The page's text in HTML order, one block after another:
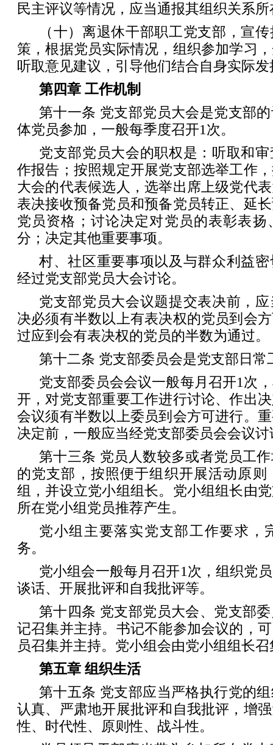
民主评议等情况，应当通报其组织关系
（十）离退休干部职工党支部，宣
策，根据党员实际情况，组织参加学习
听取意见建议，引导他们结合自身实际
第四章 工作机制
第十一条 党支部党员大会是党支部
体党员参加，一般每季度召开1次。
党支部党员大会的职权是：听取和
作报告；按照规定开展党支部选举工作
大会的代表候选人，选举出席上级党代
表决接收预备党员和预备党员转正、延
党员资格；讨论决定对党员的表彰表扬
分；决定其他重要事项。
村、社区重要事项以及与群众利益
经过党支部党员大会讨论。
党支部党员大会议题提交表决前，
决必须有半数以上有表决权的党员到会
过应到会有表决权的党员的半数为通过。
第十二条 党支部委员会是党支部日常
党支部委员会会议一般每月召开1次
开，对党支部重要工作进行讨论、作出
会议须有半数以上委员到会方可进行。
决定前，一般应当经党支部委员会会议讨
第十三条 党员人数较多或者党员工
的党支部，按照便于组织开展活动原则
组，并设立党小组组长。党小组组长由
所在党小组党员推荐产生。
党小组主要落实党支部工作要求，
务。
党小组会一般每月召开1次，组织党
谈话、开展批评和自我批评等。
第十四条 党支部党员大会、党支部
记召集并主持。书记不能参加会议的，
员召集并主持。党小组会由党小组组长
第五章 组织生活
第十五条 党支部应当严格执行党的
认真、严肃地开展批评和自我批评，增
性、时代性、原则性、战斗性。